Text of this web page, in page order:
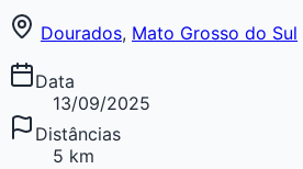
Dourados, Mato Grosso do Sul
Data
13/09/2025
Distâncias
5 km